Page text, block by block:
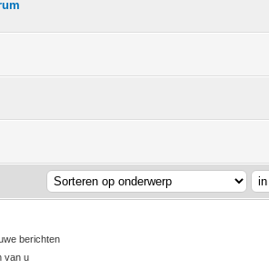
- 0 van 5 gemiddeld
berichten
van u